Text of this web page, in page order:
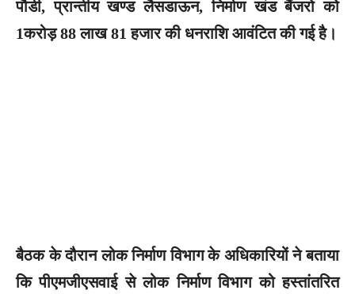
पौडी, प्रान्तीय खण्ड लैसडाऊन, निर्माण खंड बैंजरो को
1करोड़ 88 लाख 81 हजार की धनराशि आवंटित की गई है।
बैठक के दौरान लोक निर्माण विभाग के अधिकारियों ने बताया
कि पीएमजीएसवाई से लोक निर्माण विभाग को हस्तांतरित